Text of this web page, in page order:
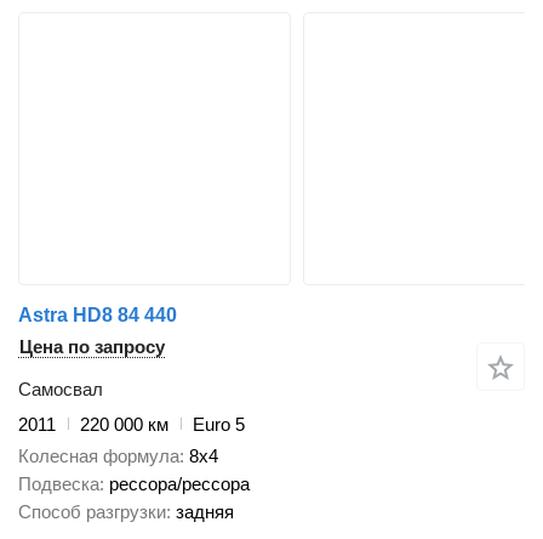
Astra HD8 84 440
Цена по запросу
Самосвал
2011
220 000 км
Euro 5
Колесная формула 8x4
Подвеска рессора/рессора
Способ разгрузки задняя